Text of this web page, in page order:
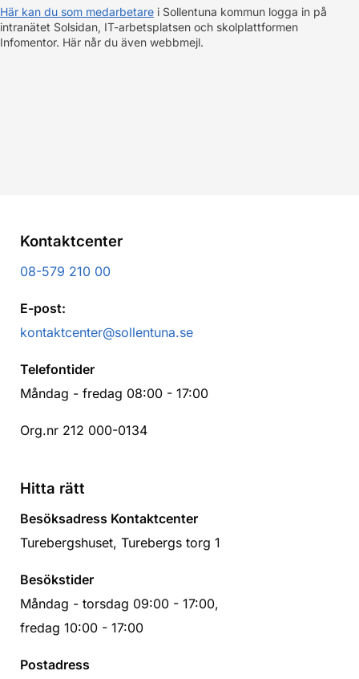
Här kan du som medarbetare i Sollentuna kommun logga in på
intranätet Solsidan, IT-arbetsplatsen och skolplattformen
Infomentor. Här når du även webbmejl.
Kontaktcenter
08-579 210 00
E-post:
kontaktcenter@sollentuna.se
Telefontider
Måndag - fredag 08:00 - 17:00
Org.nr 212 000-0134
Hitta rätt
Besöksadress Kontaktcenter
Turebergshuset, Turebergs torg 1
Besökstider
Måndag - torsdag 09:00 - 17:00,
fredag 10:00 - 17:00
Postadress